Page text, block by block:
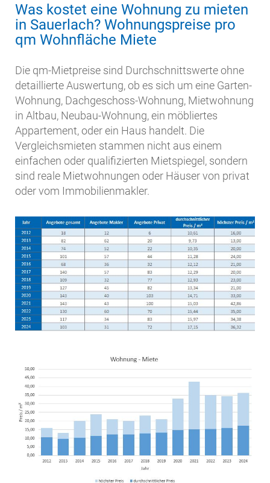
Was kostet eine Wohnung zu mieten
in Sauerlach? Wohnungspreise pro
qm Wohnfläche Miete
Die qm-Mietpreise sind Durchschnittswerte ohne
detaillierte Auswertung, ob es sich um eine Garten-
Wohnung, Dachgeschoss-Wohnung, Mietwohnung
in Altbau, Neubau-Wohnung, ein möbliertes
Appartement, oder ein Haus handelt. Die
Vergleichsmieten stammen nicht aus einem
einfachen oder qualifizierten Mietspiegel, sondern
sind reale Mietwohnungen oder Häuser von privat
oder vom Immobilienmakler.